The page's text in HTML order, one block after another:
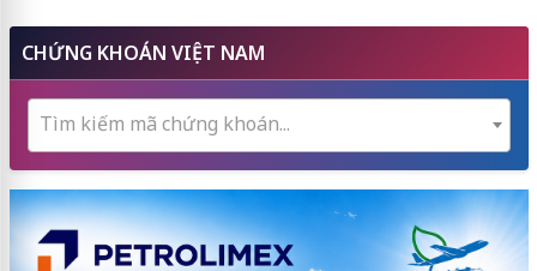
CHỨNG KHOÁN VIỆT NAM
Tìm kiếm mã chứng khoán...